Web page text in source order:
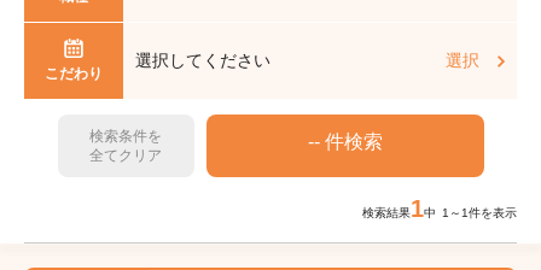
こだわり
選択してください 選択
検索条件を
全てクリア
検索結果1中 1～1件を表示